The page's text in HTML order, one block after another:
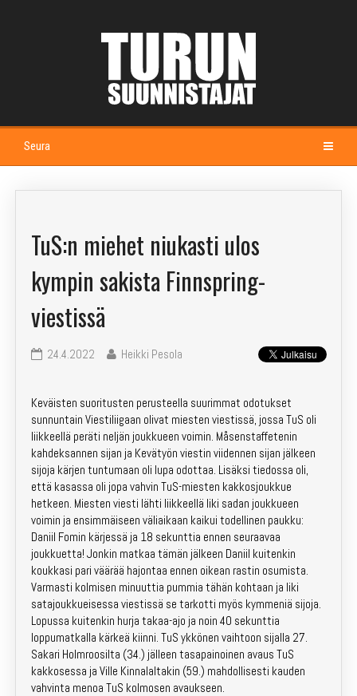
Seura
Etusivu
Johtokunta ja jaostot
Kartat
Kotisivuarkisto
Laskutus
Yhteystiedot
Liity jäseneksi!
Kilpailut
Lapset & nuoret
Valmennus
TuS:n miehet niukasti ulos
kympin sakista Finnspring-
viestissä
24.4.2022 Heikki Pesola
Keväisten suoritusten perusteella suurimmat odotukset
sunnuntain Viestiliigaan olivat miesten viestissä, jossa TuS oli
liikkeellä peräti neljän joukkueen voimin. Måsenstaffetenin
kahdeksannen sijan ja Kevätyön viestin viidennen sijan jälkeen
sijoja kärjen tuntumaan oli lupa odottaa. Lisäksi tiedossa oli,
että kasassa oli jopa vahvin TuS-miesten kakkosjoukkue
hetkeen. Miesten viesti lähti liikkeellä liki sadan joukkueen
voimin ja ensimmäiseen väliaikaan kaikui todellinen paukku:
Daniil Fomin kärjessä ja 18 sekunttia ennen seuraavaa
joukkuetta! Jonkin matkaa tämän jälkeen Daniil kuitenkin
koukkasi pari väärää hajontaa ennen oikean rastin osumista.
Varmasti kolmisen minuuttia pummia tähän kohtaan ja liki
satajoukkueisessa viestissä se tarkotti myös kymmeniä sijoja.
Lopussa kuitenkin hurja takaa-ajo ja noin 40 sekunttia
loppumatkalla kärkeä kiinni. TuS ykkönen vaihtoon sijalla 27.
Sakari Holmroosilta (34.) jälleen tasapainoinen avaus TuS
kakkosessa ja Ville Kinnalaltakin (59.) mahdollisesti kauden
vahvinta menoa TuS kolmosen avaukseen.